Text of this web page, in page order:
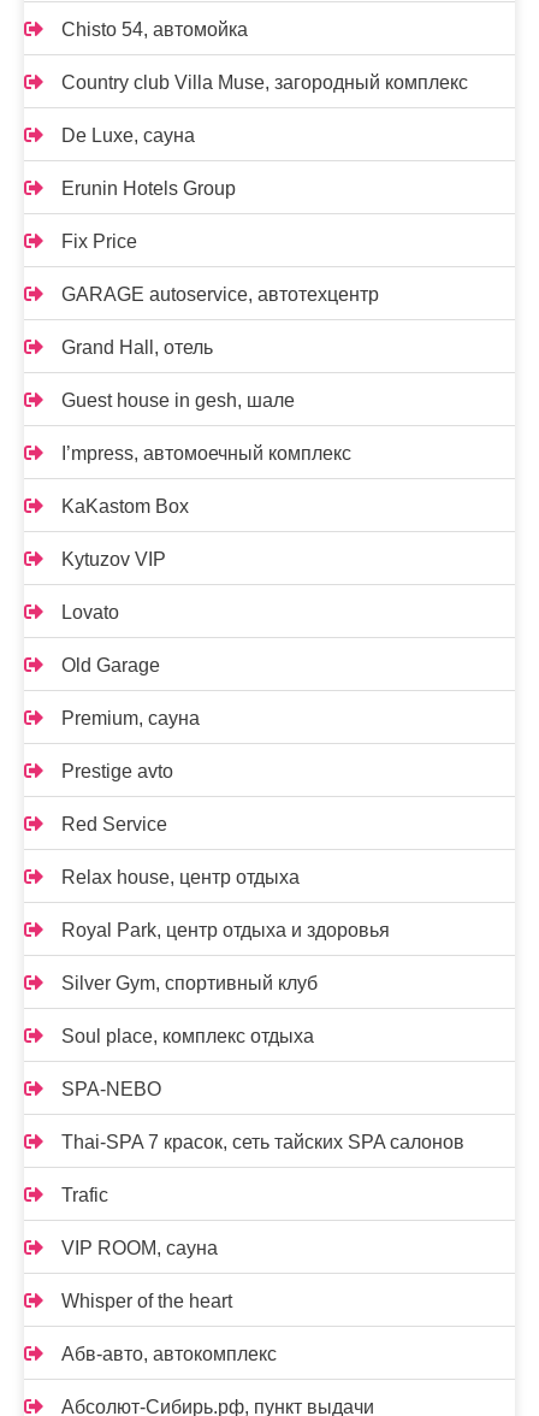
Chisto 54, автомойка
Country club Villa Muse, загородный комплекс
De Luxe, сауна
Erunin Hotels Group
Fix Price
GARAGE autoservice, автотехцентр
Grand Hall, отель
Guest house in gesh, шале
I’mpress, автомоечный комплекс
KaKastom Box
Kytuzov VIP
Lovato
Old Garage
Premium, сауна
Prestige avto
Red Service
Relax house, центр отдыха
Royal Park, центр отдыха и здоровья
Silver Gym, спортивный клуб
Soul place, комплекс отдыха
SPA-NEBO
Thai-SPA 7 красок, сеть тайских SPA салонов
Trafic
VIP ROOM, сауна
Whisper of the heart
Абв-авто, автокомплекс
Абсолют-Сибирь.рф, пункт выдачи